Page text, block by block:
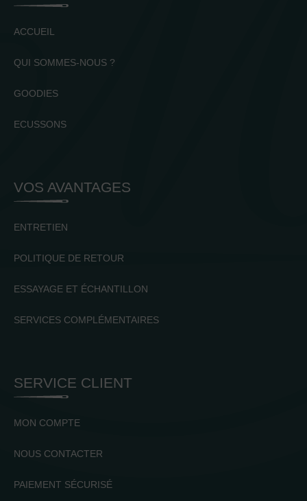
ACCUEIL
QUI SOMMES-NOUS ?
GOODIES
ECUSSONS
VOS AVANTAGES
ENTRETIEN
POLITIQUE DE RETOUR
ESSAYAGE ET ÉCHANTILLON
SERVICES COMPLÉMENTAIRES
SERVICE CLIENT
MON COMPTE
NOUS CONTACTER
PAIEMENT SÉCURISÉ